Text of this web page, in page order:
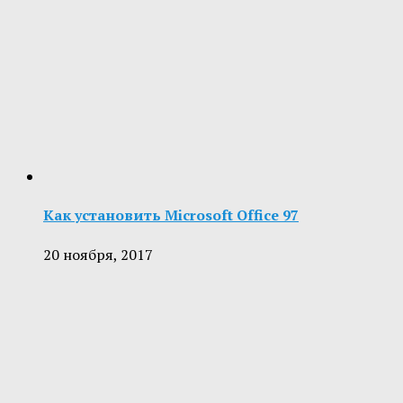
Как установить Microsoft Office 97
20 ноября, 2017